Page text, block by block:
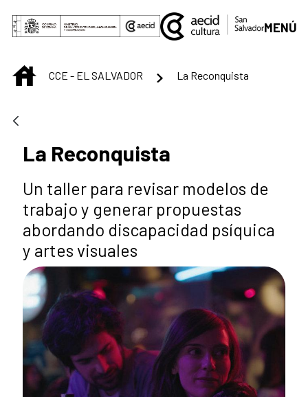
Skip to Main Content
MENÚ
INICIOCCE - EL SALVADOR La Reconquista
La Reconquista
Un taller para revisar modelos de
trabajo y generar propuestas
abordando discapacidad psíquica
y artes visuales